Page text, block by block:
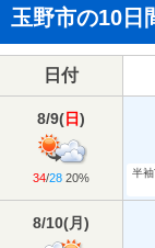
玉野市の10日
日付
8/9(日)
34/28 20%
半
8/10(月 )